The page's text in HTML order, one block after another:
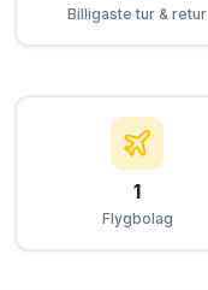
Billigaste tur & retur
1
Flygbolag